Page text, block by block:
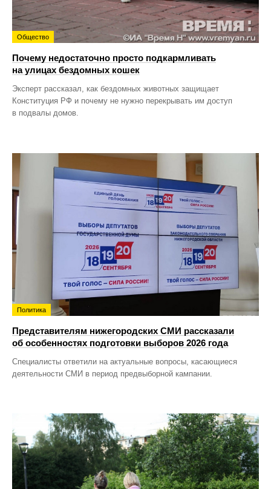
Общество
Почему недостаточно просто подкармливать
на улицах бездомных кошек
Эксперт рассказал, как бездомных животных защищает
Конституция РФ и почему не нужно перекрывать им доступ
в подвалы домов.
Политика
Представителям нижегородских СМИ рассказали
об особенностях подготовки выборов 2026 года
Специалисты ответили на актуальные вопросы, касающиеся
деятельности СМИ в период предвыборной кампании.